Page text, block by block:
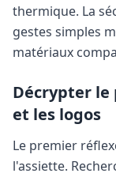
thermique. La
gestes simples
matériaux
Décrypter le
et les logos
Le premier
l'assiette.